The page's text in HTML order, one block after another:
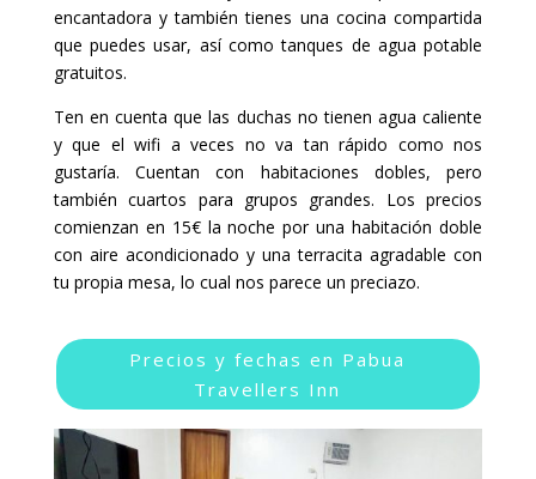
encantadora y también tienes una cocina compartida
que puedes usar, así como tanques de agua potable
gratuitos.
Ten en cuenta que las duchas no tienen agua caliente
y que el wifi a veces no va tan rápido como nos
gustaría. Cuentan con habitaciones dobles, pero
también cuartos para grupos grandes. Los precios
comienzan en 15€ la noche por una habitación doble
con aire acondicionado y una terracita agradable con
tu propia mesa, lo cual nos parece un preciazo.
Precios y fechas en Pabua
Travellers Inn